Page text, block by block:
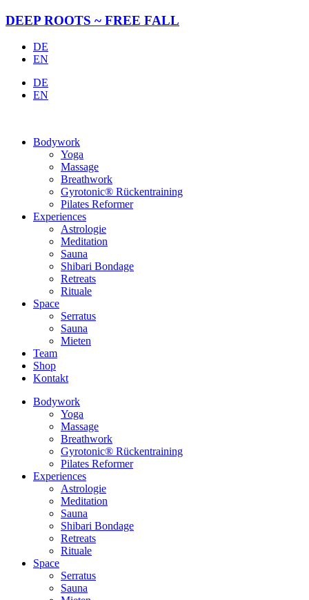
Zum
springen
DEEP ROOTS ~ FREE FALL
DE
EN
DE
EN
Bodywork
Yoga
Massage
Breathwork
Gyrotonic® Rückentraining
Pilates Reformer
Experiences
Astrologie
Meditation
Sauna
Shibari Bondage
Retreats
Rituale
Space
Serratus
Sauna
Mieten
Team
Shop
Kontakt
Bodywork
Yoga
Massage
Breathwork
Gyrotonic® Rückentraining
Pilates Reformer
Experiences
Astrologie
Meditation
Sauna
Shibari Bondage
Retreats
Rituale
Space
Serratus
Sauna